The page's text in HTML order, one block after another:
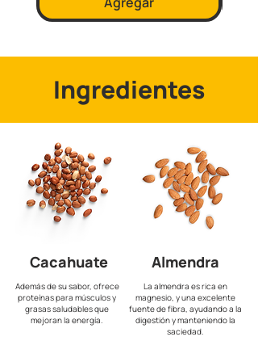
Ingredientes
Cacahuate Almendra
Además de su sabor, ofrece
proteínas para músculos y
grasas saludables que
mejoran la energía.
La almendra es rica en
magnesio, y una excelente
fuente de fibra, ayudando a la
digestión y manteniendo la
saciedad.